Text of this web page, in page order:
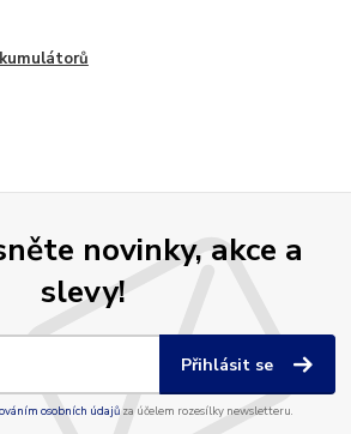
novinky, akce a
slevy!
Přihlásit se
osobních údajůza účelem rozesílky newsletteru.